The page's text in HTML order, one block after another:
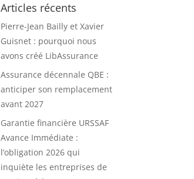
Articles récents
Pierre-Jean Bailly et Xavier
Guisnet : pourquoi nous
avons créé LibAssurance
Assurance décennale QBE :
anticiper son remplacement
avant 2027
Garantie financière URSSAF
Avance Immédiate :
l’obligation 2026 qui
inquiète les entreprises de